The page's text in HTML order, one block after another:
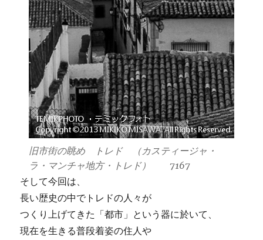
旧市街の眺め トレド （カスティージャ・
ラ・マンチャ地方・トレド） 7167
そして今回は、
長い歴史の中でトレドの人々が
つくり上げてきた「都市」という器に於いて、
現在を生きる普段着姿の住人や